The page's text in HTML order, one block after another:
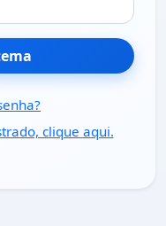
clique aqui.